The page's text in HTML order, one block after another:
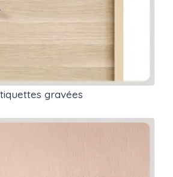
braille sur demande.
anodisé, PVC bicouche, inox
adhésif 3M ou visserie
séries sur mesure avec BAT
gravées